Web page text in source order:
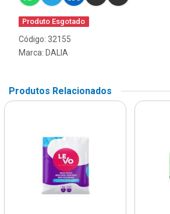
Produto Esgotado
Código: 32155
Marca: DALIA
Produtos Relacionados